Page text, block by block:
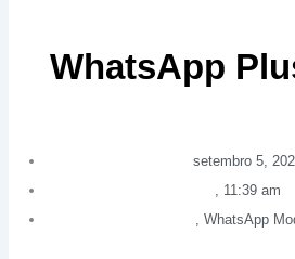
WhatsApp
setembro 5,
, 11:39 am
, WhatsApp